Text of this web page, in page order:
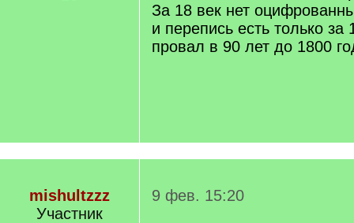
За 18 век нет
и перепись есть только
провал в 90 лет до 1800
mishultzzz
Участник
9 фев. 15:20